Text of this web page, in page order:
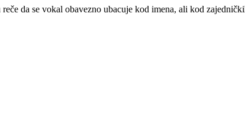
da se vokal obavezno ubacuje kod imena, ali kod